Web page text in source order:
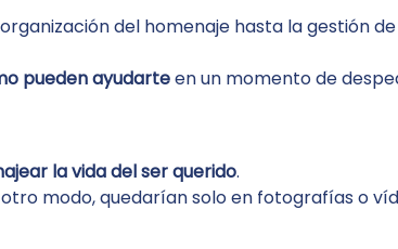
del homenaje hasta la gestión
pueden ayudarteen un momento de
la vida del ser querido.
modo, quedarían solo en fotografías o